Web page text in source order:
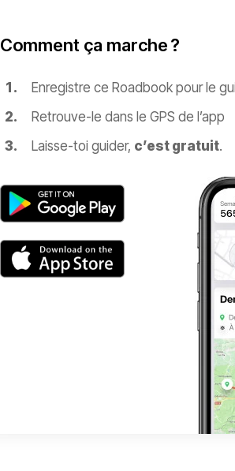
Comment ça marche ?
Enregistre ce Roadbook pour le
Retrouve-le dans le GPS de l’app
Laisse-toi guider, c’est gratuit.